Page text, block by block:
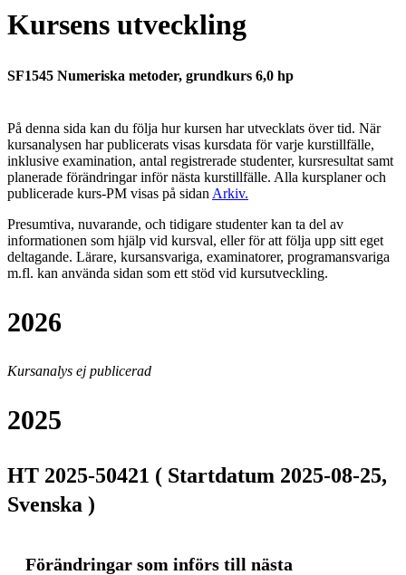
Kursens utveckling
SF1545 Numeriska metoder, grundkurs 6,0 hp
På denna sida kan du följa hur kursen har utvecklats över tid. När
kursanalysen har publicerats visas kursdata för varje kurstillfälle,
inklusive examination, antal registrerade studenter, kursresultat samt
planerade förändringar inför nästa kurstillfälle. Alla kursplaner och
publicerade kurs-PM visas på sidan Arkiv.
Presumtiva, nuvarande, och tidigare studenter kan ta del av
informationen som hjälp vid kursval, eller för att följa upp sitt eget
deltagande. Lärare, kursansvariga, examinatorer, programansvariga
m.fl. kan använda sidan som ett stöd vid kursutveckling.
2026
Kursanalys ej publicerad
2025
HT 2025-50421 ( Startdatum 2025-08-25,
Svenska )
Förändringar som införs till nästa